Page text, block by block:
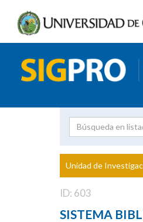
Proyecto
Unidad de
ID: 603
SISTEMA